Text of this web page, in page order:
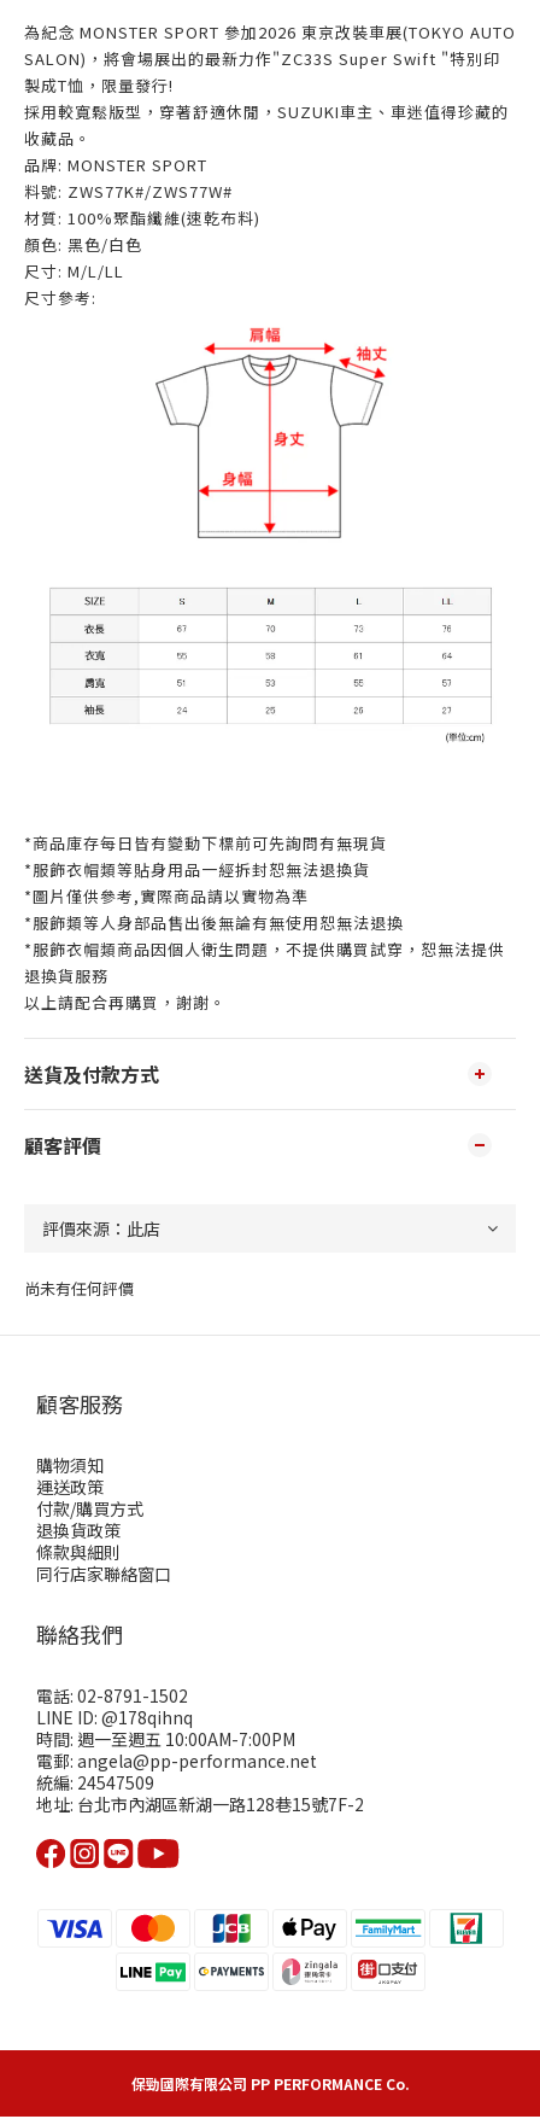
為紀念 MONSTER SPORT 參加2026 東京改裝車展(TOKYO AUTO
SALON)，將會場展出的最新力作"ZC33S Super Swift "特別印
製成T恤，限量發行!
採用較寬鬆版型，穿著舒適休閒，SUZUKI車主、車迷值得珍藏的
收藏品。
品牌: MONSTER SPORT
料號: ZWS77K#/ZWS77W#
材質: 100%聚酯纖維(速乾布料)
顏色: 黑色/白色
尺寸: M/L/LL
尺寸參考:
*商品庫存每日皆有變動下標前可先詢問有無現貨
*服飾衣帽類等貼身用品一經拆封恕無法退換貨
*圖片僅供參考,實際商品請以實物為準
*服飾類等人身部品售出後無論有無使用恕無法退換
*服飾衣帽類商品因個人衛生問題，不提供購買試穿，恕無法提供
退換貨服務
以上請配合再購買，謝謝。
送貨及付款方式
顧客評價
尚未有任何評價
顧客服務
購物須知
運送政策
付款/購買方式
退換貨政策
條款與細則
同行店家聯絡窗口
聯絡我們
電話: 02-8791-1502
LINE ID: @178qihnq
時間: 週一至週五 10:00AM-7:00PM
電郵: angela@pp-performance.net
統編: 24547509
地址: 台北市內湖區新湖一路128巷15號7F-2
保勁國際有限公司 PP PERFORMANCE Co.